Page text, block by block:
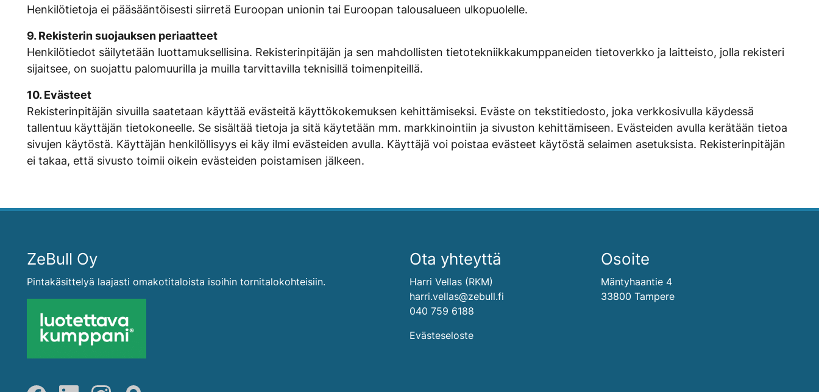
Henkilötietoja ei pääsääntöisesti siirretä Euroopan unionin tai Euroopan talousalueen ulkopuolelle.
9. Rekisterin suojauksen periaatteet
Henkilötiedot säilytetään luottamuksellisina. Rekisterinpitäjän ja sen mahdollisten tietotekniikkakumppaneiden tietoverkko ja laitteisto, jolla rekisteri
sijaitsee, on suojattu palomuurilla ja muilla tarvittavilla teknisillä toimenpiteillä.
10. Evästeet
Rekisterinpitäjän sivuilla saatetaan käyttää evästeitä käyttökokemuksen kehittämiseksi. Eväste on tekstitiedosto, joka verkkosivulla käydessä
tallentuu käyttäjän tietokoneelle. Se sisältää tietoja ja sitä käytetään mm. markkinointiin ja sivuston kehittämiseen. Evästeiden avulla kerätään tietoa
sivujen käytöstä. Käyttäjän henkilöllisyys ei käy ilmi evästeiden avulla. Käyttäjä voi poistaa evästeet käytöstä selaimen asetuksista. Rekisterinpitäjän
ei takaa, että sivusto toimii oikein evästeiden poistamisen jälkeen.
ZeBull Oy
Pintakäsittelyä laajasti omakotitaloista isoihin tornitalokohteisiin.
Ota yhteyttä
Harri Vellas (RKM)
harri.vellas@zebull.fi
040 759 6188
Evästeseloste
Osoite
Mäntyhaantie 4
33800 Tampere